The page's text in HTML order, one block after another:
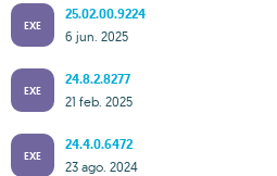
EXE
25.02.00.9224
6 jun. 2025
EXE
24.8.2.8277
21 feb. 2025
EXE
24.4.0.6472
23 ago. 2024